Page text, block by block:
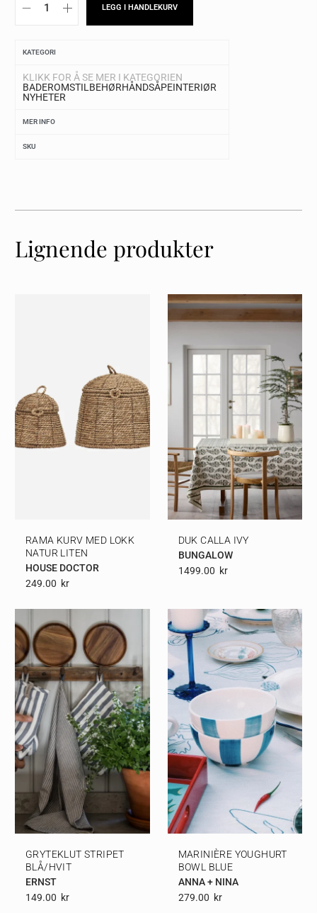
LEGG I HANDLEKURV
KATEGORI
KLIKK FOR Å SE MER I KATEGORIEN
BADEROMSTILBEHØRHÅNDSÅPEINTERIØR
NYHETER
MER INFO
SKU
Lignende produkter
RAMA KURV MED LOKK
NATUR LITEN
HOUSE DOCTOR
249.00 Kr
DUK CALLA IVY
BUNGALOW
1499.00 Kr
GRYTEKLUT STRIPET
BLÅ/HVIT
ERNST
149.00 Kr
MARINIÈRE YOUGHURT
BOWL BLUE
ANNA + NINA
279.00 Kr